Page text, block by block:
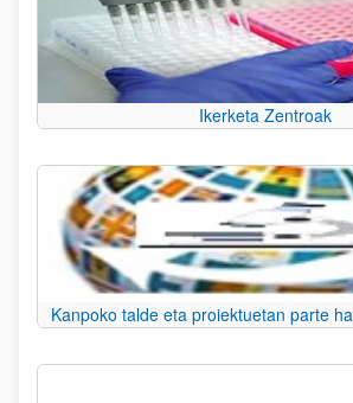
Ikerketa Zentroak
Kanpoko talde eta proiektuetan parte